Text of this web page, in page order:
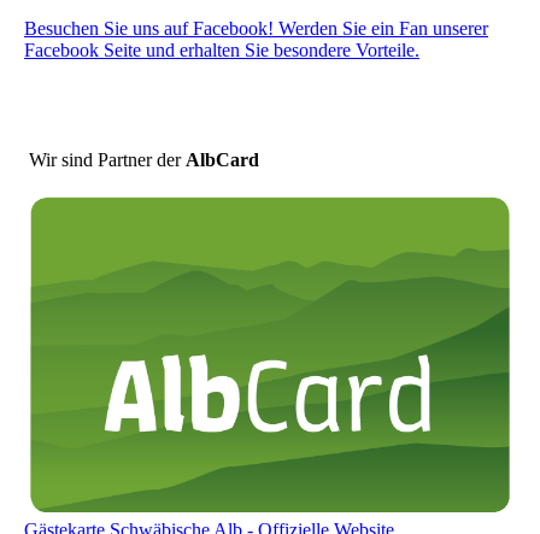
Besuchen Sie uns auf Facebook! Werden Sie ein Fan unserer
Facebook Seite und erhalten Sie besondere Vorteile.
Wir sind Partner der AlbCard